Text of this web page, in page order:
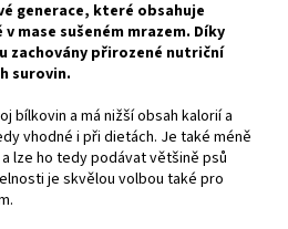
generace, které obsahuje
mase sušeném mrazem. Díky
zachovány přirozené nutriční
surovin.
bílkovin a má nižší obsah kalorií a
vhodné i při dietách. Je také méně
lze ho tedy podávat většině psů
je skvělou volbou také pro